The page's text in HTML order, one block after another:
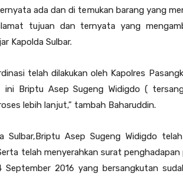
ada dan di temukan barang yang
tujuan dan ternyata yang
Kapolda Sulbar.
telah dilakukan oleh Kapolres
Briptu Asep Sugeng Widigdo (
lebih lanjut,” tambah Baharuddin.
Sulbar,Briptu Asep Sugeng Widigdo
telah menyerahkan surat
September 2016 yang bersangkutan